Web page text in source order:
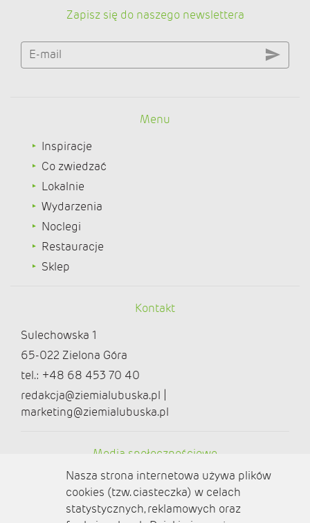
Zapisz się do naszego newslettera
E-mail
Menu
Inspiracje
Co zwiedzać
Lokalnie
Wydarzenia
Noclegi
Restauracje
Sklep
Kontakt
Sulechowska 1
65-022 Zielona Góra
tel.: +48 68 453 70 40
redakcja@ziemialubuska.pl |
marketing@ziemialubuska.pl
Media społecznościowe
Nasza strona internetowa używa plików
cookies (tzw. ciasteczka) w celach
statystycznych, reklamowych oraz